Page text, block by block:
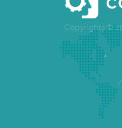
Copyrights ©
Accueil
Références